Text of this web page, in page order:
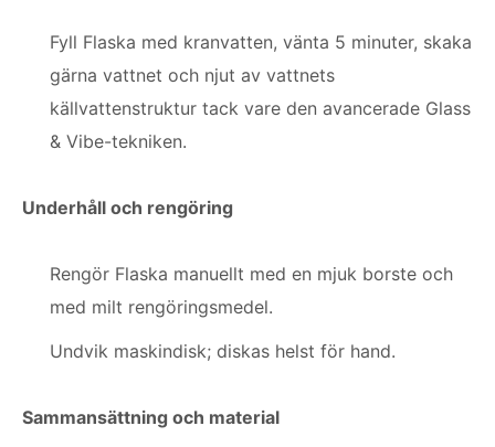
Fyll Flaska med kranvatten, vänta 5 minuter, skaka
gärna vattnet och njut av vattnets
källvattenstruktur tack vare den avancerade Glass
& Vibe-tekniken.
Underhåll och rengöring
Rengör Flaska manuellt med en mjuk borste och
med milt rengöringsmedel.
Undvik maskindisk; diskas helst för hand.
Sammansättning och material